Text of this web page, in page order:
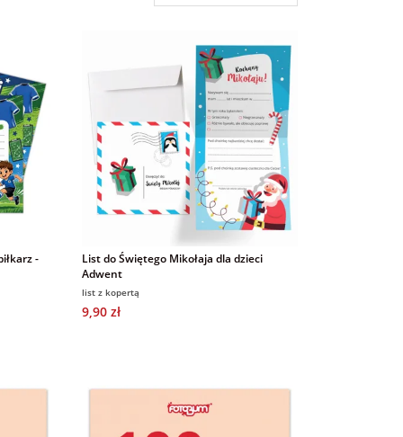
-
List do Świętego Mikołaja dla dzieci
Adwent
list z kopertą
9,90 zł